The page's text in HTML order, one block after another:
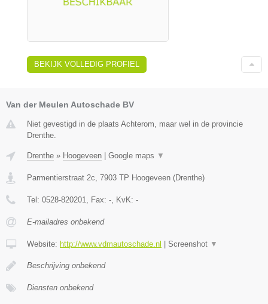
BEKIJK VOLLEDIG PROFIEL
Van der Meulen Autoschade BV
Niet gevestigd in de plaats Achterom, maar wel in de provincie
Drenthe.
Drenthe » Hoogeveen Google maps ▼
Parmentierstraat 2c, 7903 TP Hoogeveen (Drenthe)
Tel: 0528-820201, Fax: -, KvK: -
E-mailadres onbekend
Website: http://www.vdmautoschade.nl Screenshot ▼
Beschrijving onbekend
Diensten onbekend